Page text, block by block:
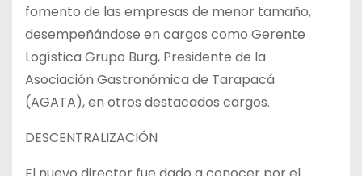
fomento de las empresas de menor tamaño,
desempeñándose en cargos como Gerente
Logística Grupo Burg, Presidente de la
Asociación Gastronómica de Tarapacá
(AGATA), en otros destacados cargos.
DESCENTRALIZACIÓN